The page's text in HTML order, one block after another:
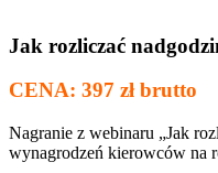
Jak rozliczać
CENA: 397 zł brutto
Nagranie z webinaru „Jak
wynagrodzeń kierowców na